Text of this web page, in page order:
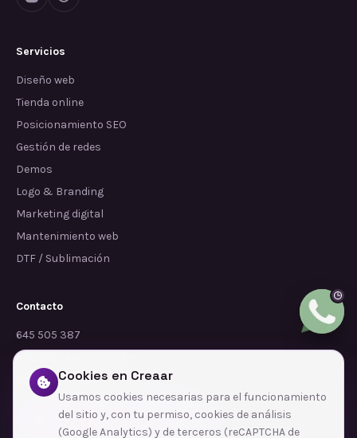
Servicios
Diseño web
Tienda online
Posicionamiento SEO
Gestión de redes
Demos
Logo & Branding
Marketing digital
Mantenimiento web
DTF / Sublimación
Contacto
645 505 387
info@dependalium.com
Mataró (Barcelona)
Déjanos tu reseña en Google
Cookies en Creaar
Usamos cookies necesarias para el funcionamiento
del sitio y, con tu permiso, cookies de análisis
(Google Analytics) y de terceros (reCAPTCHA de